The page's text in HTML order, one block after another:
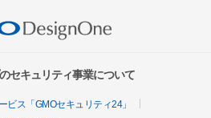
セキュリティ事業について
ス「GMOセキュリティ24」